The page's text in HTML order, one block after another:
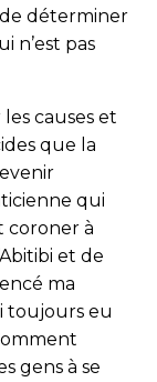
déterminer
n’est pas
causes et
que la
qui
coroner à
et de
ma
toujours eu
gens à se